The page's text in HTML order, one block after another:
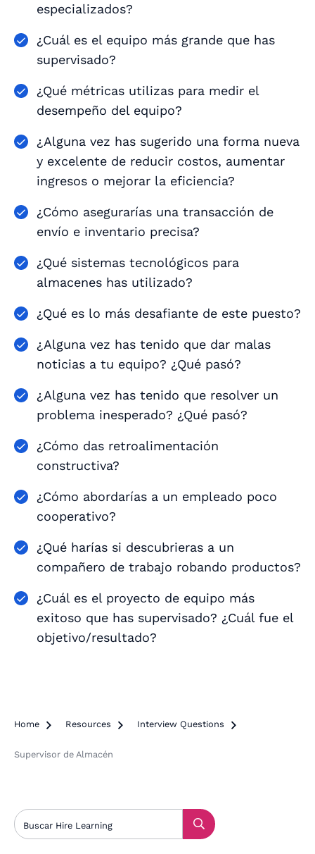
especializados?
¿Cuál es el equipo más grande que has
supervisado?
¿Qué métricas utilizas para medir el
desempeño del equipo?
¿Alguna vez has sugerido una forma nueva
y excelente de reducir costos, aumentar
ingresos o mejorar la eficiencia?
¿Cómo asegurarías una transacción de
envío e inventario precisa?
¿Qué sistemas tecnológicos para
almacenes has utilizado?
¿Qué es lo más desafiante de este puesto?
¿Alguna vez has tenido que dar malas
noticias a tu equipo? ¿Qué pasó?
¿Alguna vez has tenido que resolver un
problema inesperado? ¿Qué pasó?
¿Cómo das retroalimentación
constructiva?
¿Cómo abordarías a un empleado poco
cooperativo?
¿Qué harías si descubrieras a un
compañero de trabajo robando productos?
¿Cuál es el proyecto de equipo más
exitoso que has supervisado? ¿Cuál fue el
objetivo/resultado?
Home  Resources  Interview Questions 
Supervisor de Almacén